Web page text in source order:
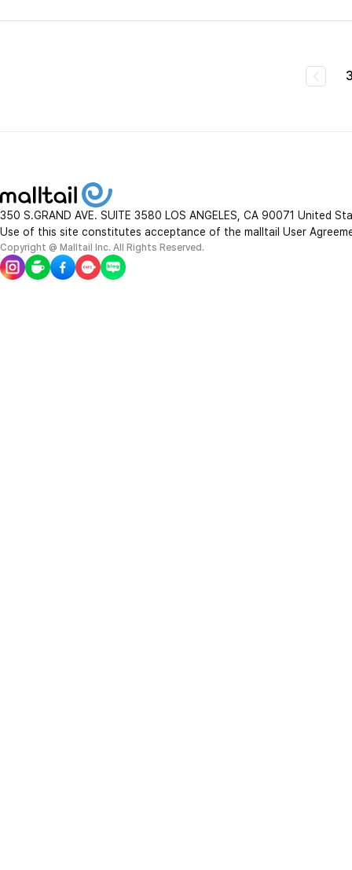
350 S.GRAND AVE. SUITE 3580 LOS ANGELES, CA 90071 United
Use of this site constitutes acceptance of the malltail User
Copyright @ Malltail Inc. All Rights Reserved.